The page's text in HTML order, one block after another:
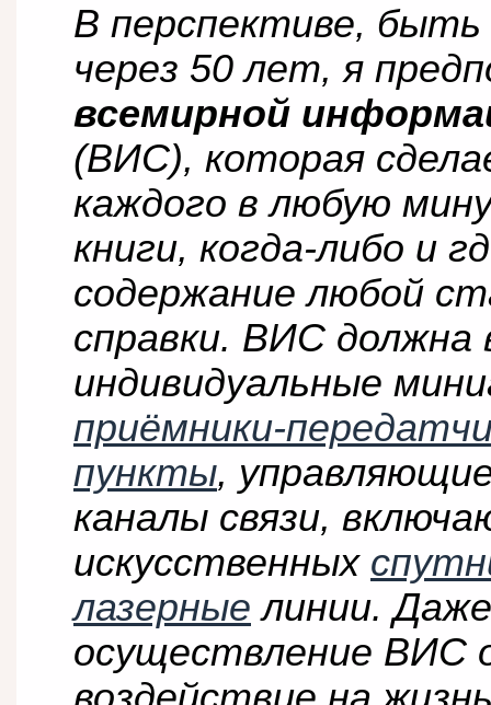
В перспективе,
через 50 лет, я
всемирной
(ВИС), которая
каждого в любую
книги, когда-либо и
содержание любой
справки. ВИС должна
индивидуальные
приёмники-
пункты,
каналы связи,
искусственных
лазерные линии.
осуществление ВИС